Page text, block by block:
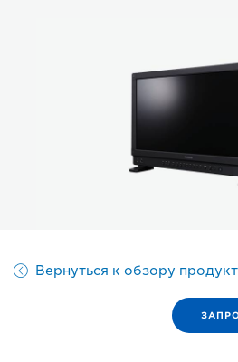
Вернуться к обзору